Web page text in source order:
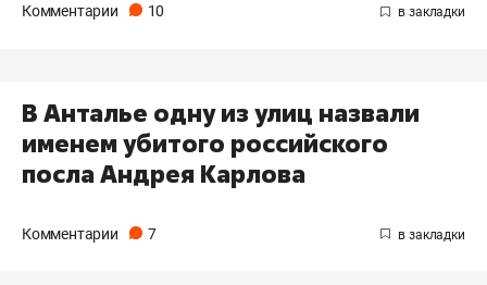
Комментарии 10
В Анталье одну из улиц назвали
именем убитого российского
посла Андрея Карлова
Комментарии 7